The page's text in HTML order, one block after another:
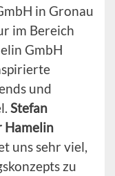
in Gronau
im Bereich
GmbH
und
Stefan
Hamelin
uns sehr viel,
zu